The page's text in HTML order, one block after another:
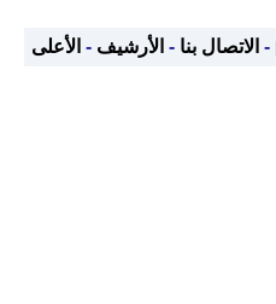
- الاتصال بنا - الأرشيف - الأعلى